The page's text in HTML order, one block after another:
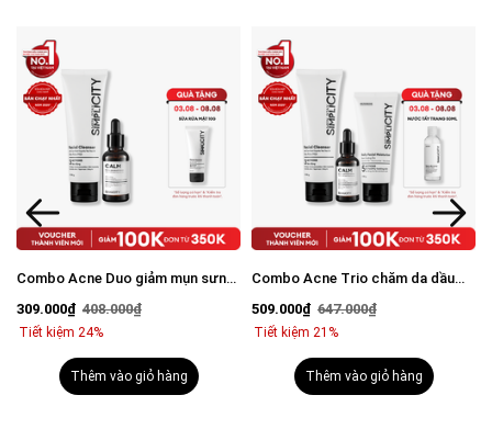
Combo Acne Duo giảm mụn sưng
Calm 30ml
309.000₫ 408.000₫
Tiết kiệm 24%
Thêm vào giỏ hàng
Combo Acne Trio chăm da dầu
Calm 30ml, Kem dưỡng ẩm 80g
509.000₫ 647.000₫
Tiết kiệm 21%
Thêm vào giỏ hàng